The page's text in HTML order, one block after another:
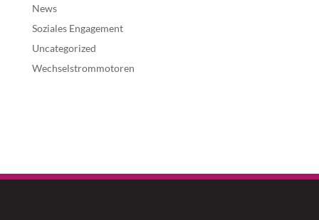
News
Soziales Engagement
Uncategorized
Wechselstrommotoren